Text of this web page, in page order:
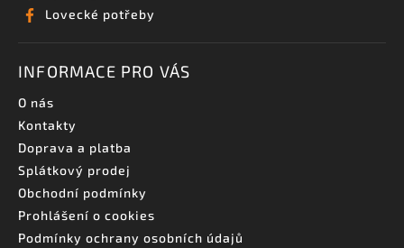
Lovecké potřeby
INFORMACE PRO VÁS
O nás
Kontakty
Doprava a platba
Splátkový prodej
Obchodní podmínky
Prohlášení o cookies
Podmínky ochrany osobních údajů